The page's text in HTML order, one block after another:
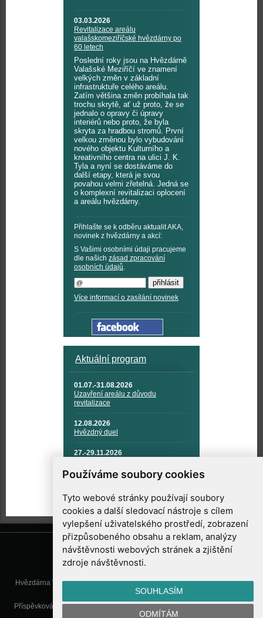
Používáme soubory cookies
Tyto webové stránky používají soubory
cookies a další sledovací nástroje s cílem
vylepšení uživatelského prostředí, zobrazení
přizpůsobeného obsahu a reklam, analýzy
návštěvnosti webových stránek a zjištění
zdroje návštěvnosti.
SOUHLASÍM
ODMÍTÁM
03.03.2026
Revitalizace areálu
valašskomeziříčské hvězdárny po
60 letech
Poslední roky jsou na Hvězdárně
Valašské Meziříčí ve znamení
velkých změn v základní
infrastruktuře celého areálu.
Zatím většina změn probíhala tak
trochu skrytě, ať už proto, že se
jednalo o opravy či úpravy
interiérů nebo proto, že byla
skryta za hradbou stromů. První
velkou změnou bylo vybudování
nového objektu Kulturního a
kreativního centra na ulici J. K.
Tyla a nyní se dostáváme do
další etapy, která je svou
povahou velmi zřetelná. Jedná se
o komplexní revitalizaci oplocení
a areálu hvězdárny.
Přihlašte se k odběru aktualit AKA,
novinek z hvězdárny a akcí:
S Vašimi osobními údaji pracujeme
dle našich zásad zpracování
osobních údajů.
Více informací o zasílání novinek
Aktuální program
01.07.-31.08.2026
Uzavření areálu z důvodu
revitalizace
12.08.2026
Hvězdný duel
27.-29.11.2026
TECHNIKA A KOSMICKÉ
TECHNOLOGIE
Hvězdárna Valašské Meziříčí, příspěvková organizace, Vsetínská 78, 757
01 Valašské Meziříčí
Příspěvková organizace Zlínského kraje. Telefon:571 611 928, Mobil:777